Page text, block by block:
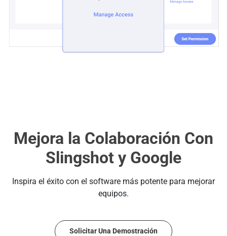
Mejora la Colaboración Con
Slingshot y Google
Inspira el éxito con el software más potente para mejorar
equipos.
Solicitar Una Demostración